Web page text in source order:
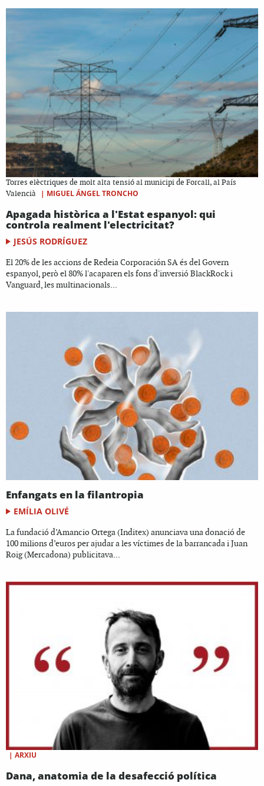
Torres elèctriques de molt alta tensió al municipi de Forcall, al País
Valencià
| MIGUEL ÁNGEL TRONCHO
Apagada històrica a l'Estat espanyol: qui
controla realment l'electricitat?
JESÚS RODRÍGUEZ
El 20% de les accions de Redeia Corporación SA és del Govern
espanyol, però el 80% l'acaparen els fons d'inversió BlackRock i
Vanguard, les multinacionals...
Enfangats en la filantropia
EMÍLIA OLIVÉ
La fundació d’Amancio Ortega (Inditex) anunciava una donació de
100 milions d’euros per ajudar a les víctimes de la barrancada i Juan
Roig (Mercadona) publicitava...
| ARXIU
Dana, anatomia de la desafecció política